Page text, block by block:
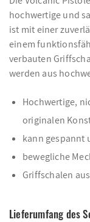
hochwertige und
ist mit einer
einem
verbauten
werden aus
Hochwertige,
originalen
kann gespannt
bewegliche
Griffschalen
Lieferumfang des